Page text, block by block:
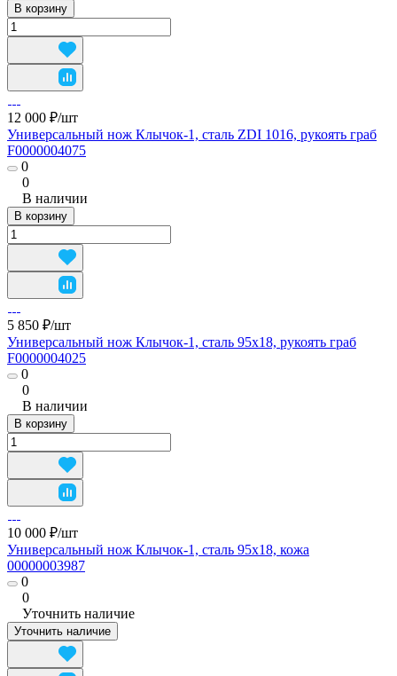
В корзину
12 000 ₽/шт
Универсальный нож Клычок-1, сталь ZDI 1016, рукоять граб
F0000004075
0
0
В наличии
В корзину
5 850 ₽/шт
Универсальный нож Клычок-1, сталь 95х18, рукоять граб
F0000004025
0
0
В наличии
В корзину
10 000 ₽/шт
Универсальный нож Клычок-1, сталь 95х18, кожа
00000003987
0
0
Уточнить наличие
Уточнить наличие